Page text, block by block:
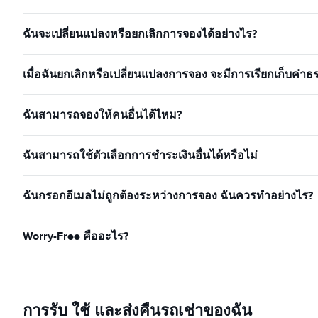
ฉันจะเปลี่ยนแปลงหรือยกเลิกการจองได้อย่างไร?
เมื่อฉันยกเลิกหรือเปลี่ยนแปลงการจอง จะมีการเรียกเก็บค่า
ฉันสามารถจองให้คนอื่นได้ไหม?
ฉันสามารถใช้ตัวเลือกการชำระเงินอื่นได้หรือไม่
ฉันกรอกอีเมลไม่ถูกต้องระหว่างการจอง ฉันควรทำอย่างไร?
Worry-Free คืออะไร?
การรับ ใช้ และส่งคืนรถเช่าของฉัน